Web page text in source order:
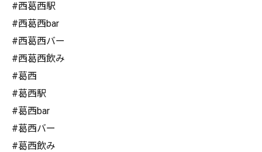
#西葛西駅
#西葛西bar
#西葛西バー
#西葛西飲み
#葛西
#葛西駅
#葛西bar
#葛西バー
#葛西飲み